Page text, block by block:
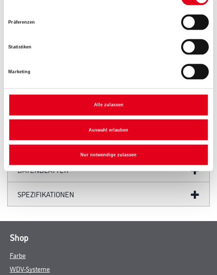
Präferenzen
Statistiken
Marketing
Alle zulassen
Auswahl erlauben
Nur notwendige zulassen
ZUSATZINFOS
GEFAHRENHINWEISE
DATENBLÄTTER
SPEZIFIKATIONEN
Shop
Farbe
WDV-Systeme